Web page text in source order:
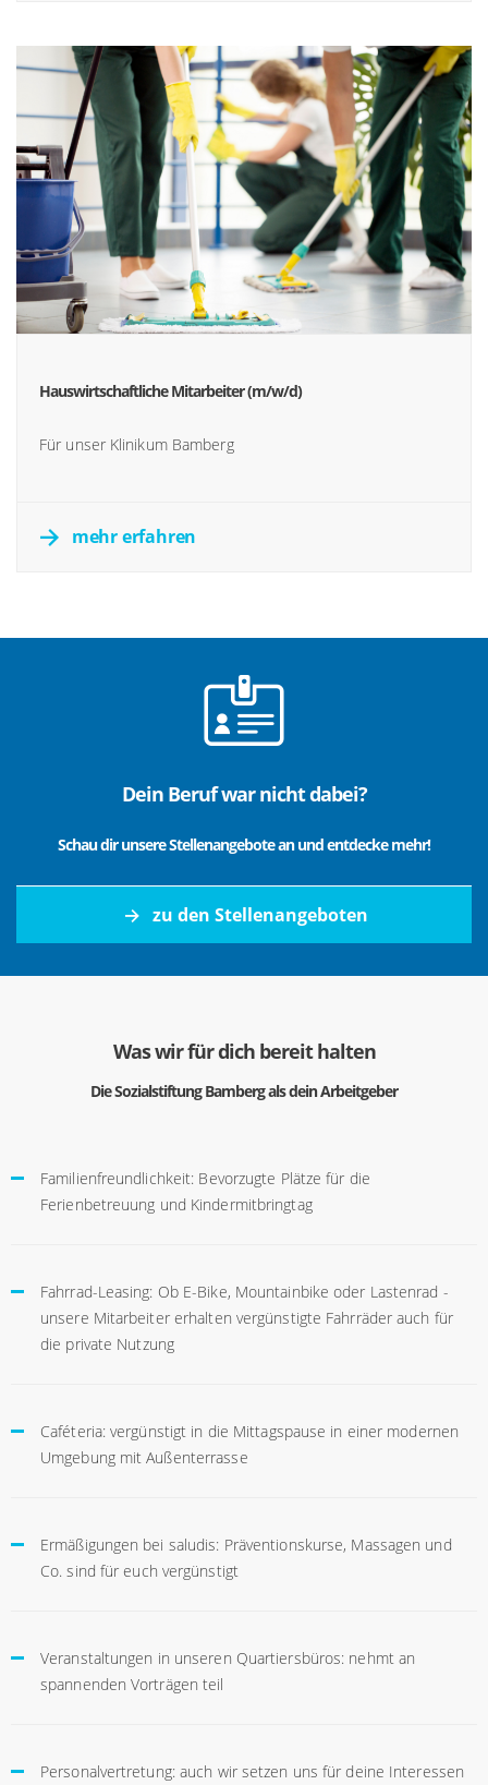
Hauswirtschaftliche Mitarbeiter (m/w/d)
Für unser Klinikum Bamberg
mehr erfahren
Dein Beruf war nicht dabei?
Schau dir unsere Stellenangebote an und entdecke mehr!
zu den Stellenangeboten
Was wir für dich bereit halten
Die Sozialstiftung Bamberg als dein Arbeitgeber
Familienfreundlichkeit: Bevorzugte Plätze für die
Ferienbetreuung und Kindermitbringtag
Fahrrad-Leasing: Ob E-Bike, Mountainbike oder Lastenrad -
unsere Mitarbeiter erhalten vergünstigte Fahrräder auch für
die private Nutzung
Caféteria: vergünstigt in die Mittagspause in einer modernen
Umgebung mit Außenterrasse
Ermäßigungen bei saludis: Präventionskurse, Massagen und
Co. sind für euch vergünstigt
Veranstaltungen in unseren Quartiersbüros: nehmt an
spannenden Vorträgen teil
Personalvertretung: auch wir setzen uns für deine Interessen